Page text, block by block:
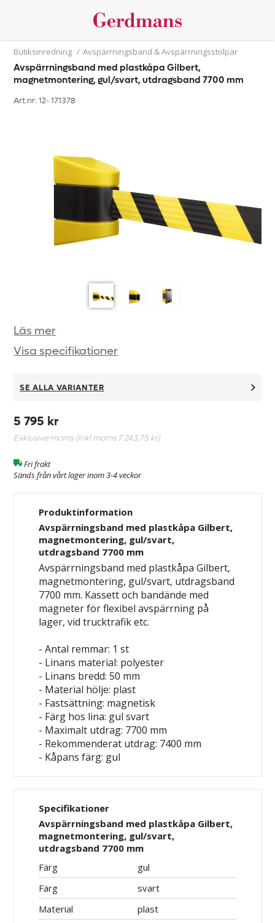
Butiksinredning / Avspärrningsband & Avspärrningsstolpar
Avspärrningsband med plastkåpa Gilbert,
magnetmontering, gul/svart, utdragsband 7700 mm
Art.nr: 12-171378
Läs mer
Visa specifikationer
SE ALLA VARIANTER
5 795 kr
Exklusive moms (Inkl moms 7 243,75 kr)
Fri frakt
Sänds från vårt lager inom 3-4 veckor
Produktinformation
Avspärrningsband med plastkåpa Gilbert,
magnetmontering, gul/svart,
utdragsband 7700 mm
Avspärrningsband med plastkåpa Gilbert,
magnetmontering, gul/svart, utdragsband
7700 mm. Kassett och bandände med
magneter för flexibel avspärrning på
lager, vid trucktrafik etc.
- Antal remmar: 1 st
- Linans material: polyester
- Linans bredd: 50 mm
- Material hölje: plast
- Fastsättning: magnetisk
- Färg hos lina: gulsvart
- Maximalt utdrag: 7700 mm
- Rekommenderat utdrag: 7400 mm
- Kåpans färg: gul
Specifikationer
Avspärrningsband med plastkåpa Gilbert,
magnetmontering, gul/svart,
utdragsband 7700 mm
Färg
gul
Färg
svart
Material
plast